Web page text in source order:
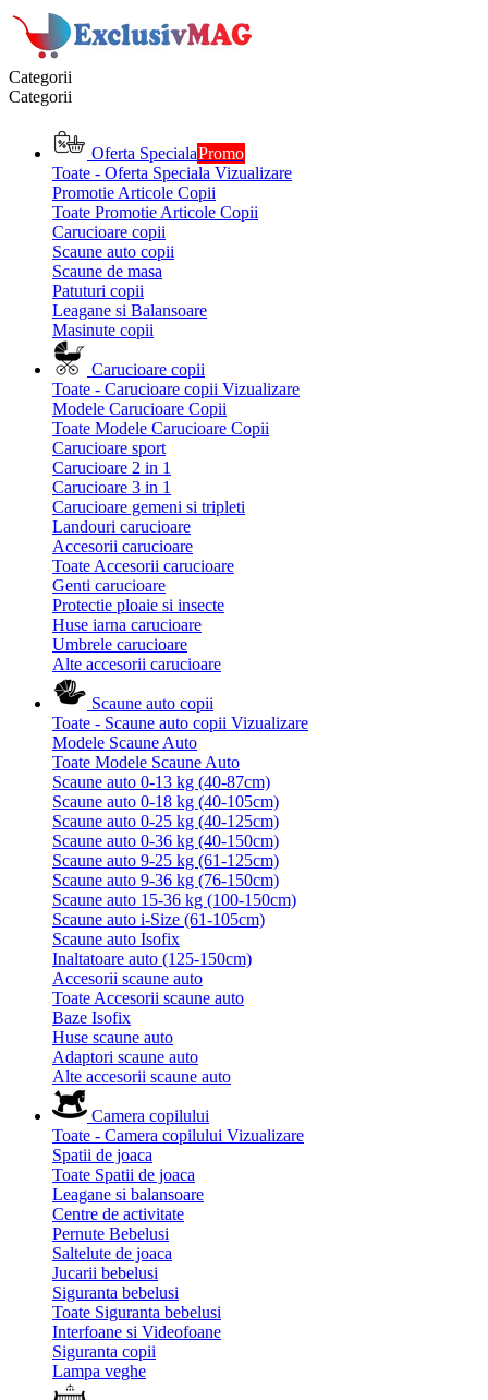
Categorii
Categorii
Oferta SpecialaPromo
Toate - Oferta Speciala Vizualizare
Promotie Articole Copii
Toate Promotie Articole Copii
Carucioare copii
Scaune auto copii
Scaune de masa
Patuturi copii
Leagane si Balansoare
Masinute copii
Carucioare copii
Toate - Carucioare copii Vizualizare
Modele Carucioare Copii
Toate Modele Carucioare Copii
Carucioare sport
Carucioare 2 in 1
Carucioare 3 in 1
Carucioare gemeni si tripleti
Landouri carucioare
Accesorii carucioare
Toate Accesorii carucioare
Genti carucioare
Protectie ploaie si insecte
Huse iarna carucioare
Umbrele carucioare
Alte accesorii carucioare
Scaune auto copii
Toate - Scaune auto copii Vizualizare
Modele Scaune Auto
Toate Modele Scaune Auto
Scaune auto 0-13 kg (40-87cm)
Scaune auto 0-18 kg (40-105cm)
Scaune auto 0-25 kg (40-125cm)
Scaune auto 0-36 kg (40-150cm)
Scaune auto 9-25 kg (61-125cm)
Scaune auto 9-36 kg (76-150cm)
Scaune auto 15-36 kg (100-150cm)
Scaune auto i-Size (61-105cm)
Scaune auto Isofix
Inaltatoare auto (125-150cm)
Accesorii scaune auto
Toate Accesorii scaune auto
Baze Isofix
Huse scaune auto
Adaptori scaune auto
Alte accesorii scaune auto
Camera copilului
Toate - Camera copilului Vizualizare
Spatii de joaca
Toate Spatii de joaca
Leagane si balansoare
Centre de activitate
Pernute Bebelusi
Saltelute de joaca
Jucarii bebelusi
Siguranta bebelusi
Toate Siguranta bebelusi
Interfoane si Videofoane
Siguranta copii
Lampa veghe